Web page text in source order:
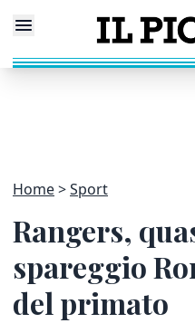
Home Sport
Rangers,
spareggio
del primato